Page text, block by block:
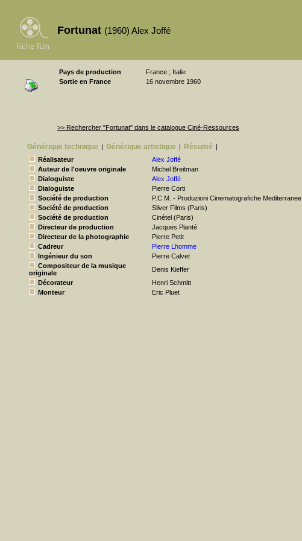
Fortunat (1960) Alex Joffé
Pays de production
France ; Italie
Sortie en France
16 novembre 1960
>> Rechercher "Fortunat" dans le catalogue Ciné-Ressources
Générique technique | Générique artistique | Résumé |
Réalisateur
Alex Joffé
Auteur de l'oeuvre originale
Michel Breitman
Dialoguiste
Alex Joffé
Dialoguiste
Pierre Corti
Société de production
P.C.M. - Produzioni Cinematografiche Mediterranee
Société de production
Silver Films (Paris)
Société de production
Cinétel (Paris)
Directeur de production
Jacques Planté
Directeur de la photographie
Pierre Petit
Cadreur
Pierre Lhomme
Ingénieur du son
Pierre Calvet
Compositeur de la musique
originale
Denis Kieffer
Décorateur
Henri Schmitt
Monteur
Eric Pluet